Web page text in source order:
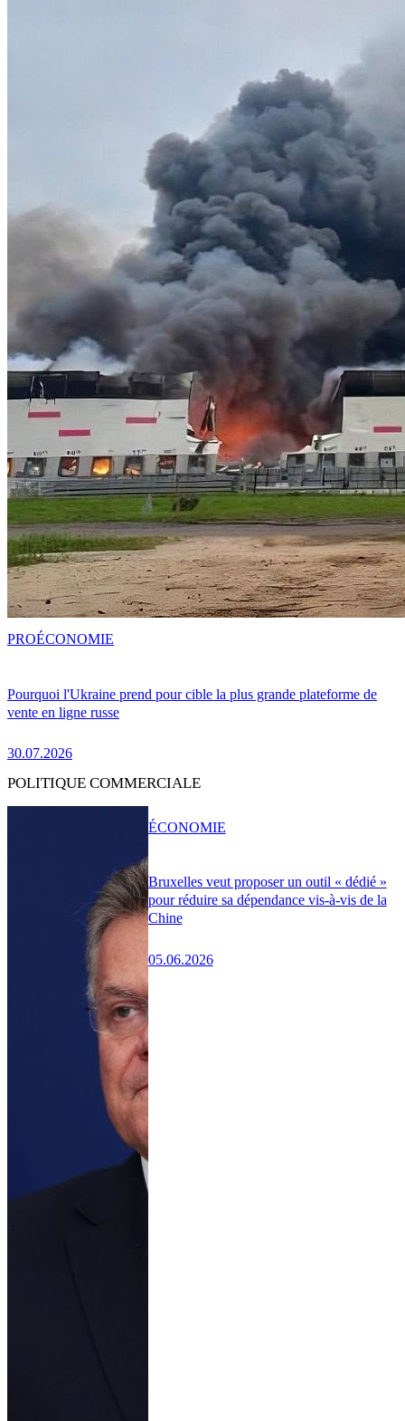
Pourquoi l'Ukraine prend pour cible la plus grande plateforme de
vente en ligne russe
30.07.2026
PROÉCONOMIE
POLITIQUE COMMERCIALE
Bruxelles veut proposer un outil « dédié »
pour réduire sa dépendance vis-à-vis de la
Chine
05.06.2026
ÉCONOMIE